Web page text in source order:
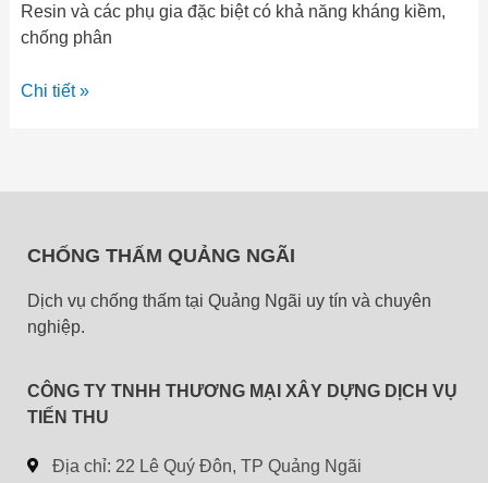
Resin và các phụ gia đặc biệt có khả năng kháng kiềm,
chống phân
Chi tiết »
CHỐNG THẤM QUẢNG NGÃI
Dịch vụ chống thấm tại Quảng Ngãi uy tín và chuyên
nghiệp.
CÔNG TY TNHH THƯƠNG MẠI XÂY DỰNG DỊCH VỤ
TIẾN THU
Địa chỉ: 22 Lê Quý Đôn, TP Quảng Ngãi